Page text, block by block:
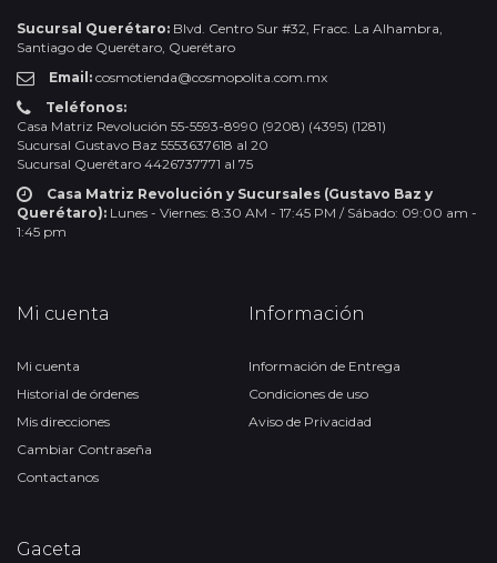
Sucursal Querétaro: Blvd. Centro Sur #32, Fracc. La Alhambra,
Santiago de Querétaro, Querétaro
Email: cosmotienda@cosmopolita.com.mx
Teléfonos:
Casa Matriz Revolución 55-5593-8990 (9208) (4395) (1281)
Sucursal Gustavo Baz 5553637618 al 20
Sucursal Querétaro 4426737771 al 75
Casa Matriz Revolución y Sucursales (Gustavo Baz y
Querétaro): Lunes - Viernes: 8:30 AM - 17:45 PM / Sábado: 09:00 am -
1:45 pm
Mi cuenta
Mi cuenta
Historial de órdenes
Mis direcciones
Cambiar Contraseña
Contactanos
Información
Información de Entrega
Condiciones de uso
Aviso de Privacidad
Gaceta